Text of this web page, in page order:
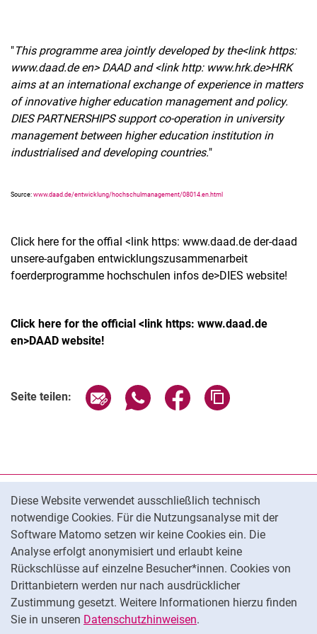
Diese Website verwendet ausschließlich technisch
notwendige Cookies. Für die Nutzungsanalyse mit der
Software Matomo setzen wir keine Cookies ein. Die
Analyse erfolgt anonymisiert und erlaubt keine
Rückschlüsse auf einzelne Besucher*innen. Cookies von
Drittanbietern werden nur nach ausdrücklicher
Zustimmung gesetzt. Weitere Informationen hierzu finden
Sie in unseren Datenschutzhinweisen.
"This programme area jointly developed by the<link https:
www.daad.de en> DAAD and <link http: www.hrk.de>HRK
aims at an international exchange of experience in matters
of innovative higher education management and policy.
DIES PARTNERSHIPS support co-operation in university
management between higher education institution in
industrialised and developing countries."
Source: www.daad.de/entwicklung/hochschulmanagement/08014.en.html
Click here for the offial <link https: www.daad.de der-daad
unsere-aufgaben entwicklungszusammenarbeit
foerderprogramme hochschulen infos de>DIES website!
Click here for the official <link https: www.daad.de
en>DAAD website!
Seite teilen: Seite über E-Mail teilen
Seite über WhatsApp teilen
Seite über Facebook
Datenschutz
Barrierefreiheit
Transparenter KI-Einsatz
Impressum
Cookie-Einstellungen